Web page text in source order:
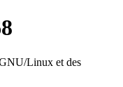
Linux et des